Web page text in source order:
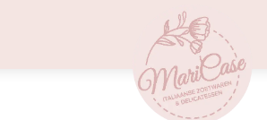
Menu